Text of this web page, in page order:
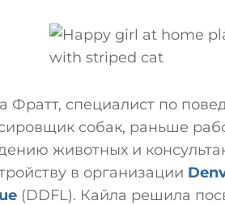
Фратт, специалист по
собак, раньше
животных и
в организации
(DDFL). Кайла решила